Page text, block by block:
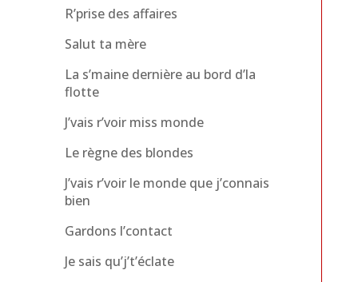
R’prise des affaires
Salut ta mère
La s’maine dernière au bord d’la
flotte
J’vais r’voir miss monde
Le règne des blondes
J’vais r’voir le monde que j’connais
bien
Gardons l’contact
Je sais qu’j’t’éclate